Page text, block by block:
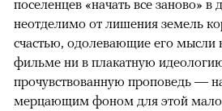
поселенцев «начать все заново» в
неотделимо от лишения земель
счастью, одолевающие его мысли
фильме ни в плакатную
прочувствованную проповедь —
мерцающим фоном для этой мало